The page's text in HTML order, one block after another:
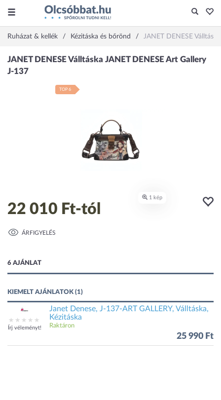
Ruházat & kellék Kézitáska és bőrönd JANET DENESE
22 010 Ft-tól
ÁRFIGYELÉS
6 AJÁNLAT
KIEMELT AJÁNLATOK (1)
Írj véleményt!
Janet Denese, J-137-ART GALLERY, Válltáska,
Kézitáska
Raktáron
25 990 Ft